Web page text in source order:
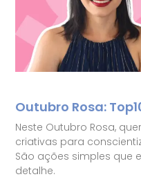
Outubro Rosa:
Neste Outubro Rosa,
criativas para
São ações simples que
detalhe.